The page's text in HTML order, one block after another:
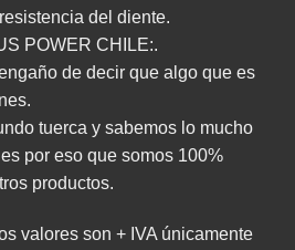
del diente.
POWER CHILE:.
de decir que algo que es
tuerca y sabemos lo mucho
por eso que somos 100%
productos.
valores son + IVA únicamente